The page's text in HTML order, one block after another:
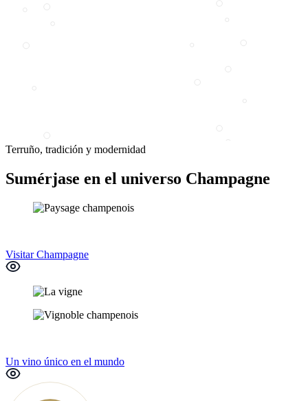
Terruño, tradición y modernidad
Sumérjase en el universo Champagne
Visitar Champagne
Un vino único en el mundo